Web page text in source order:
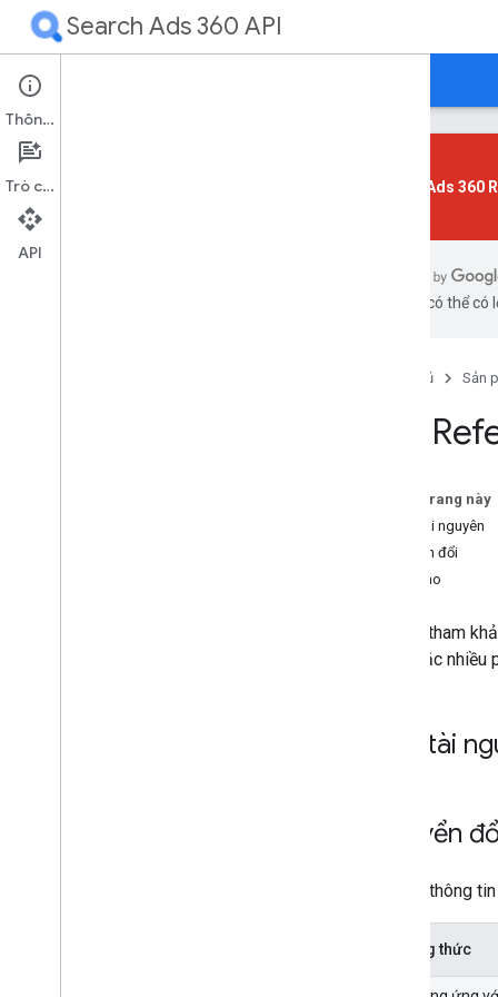
Search Ads 360 API
Tóm tắt tài nguyên
Chuyển đổi
Search Ads 360
bằng AI có thể có
Trang chủ Sản
API
Trên trang này
Loại tài nguyên
Chuyển đổi
Báo cáo
Tài liệu tham
một hoặc nhiều
Loại tài
Chuyển
Để biết thông
Phương thức
Thông tin
Trò chuyện
API